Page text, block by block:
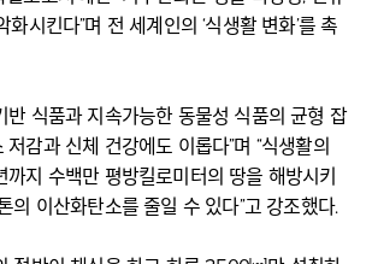
화시킨다”며 전 세계인의 ‘식생활 변화’를 촉
반 식품과 지속가능한 동물성 식품의 균형 잡
감과 신체 건강에도 이롭다”며 “식생활의
지 수백만 평방킬로미터의 땅을 해방시키
의 이산화탄소를 줄일 수 있다”고 강조했다.